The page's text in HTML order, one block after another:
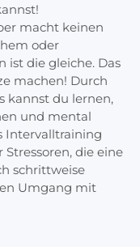
macht keinen
oder
ist die gleiche. Das
machen! Durch
kannst du lernen,
und mental
Intervalltraining
die eine
schrittweise
Umgang mit